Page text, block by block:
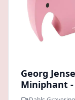
Georg
Miniphant -
Strawberry